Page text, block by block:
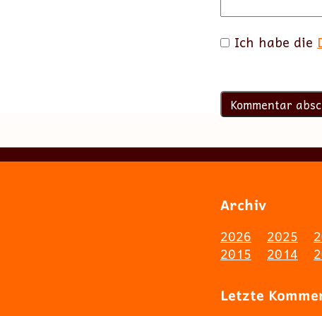
Ich habe die
Archiv
2026 2025
2015
2014
Letzte